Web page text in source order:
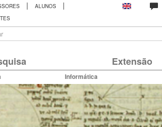
| ALUNOS |
Extensão
Informática